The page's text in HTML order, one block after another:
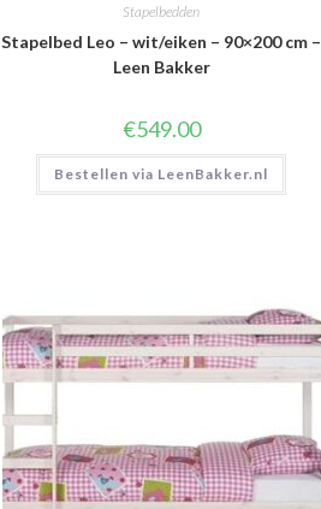
Stapelbedden
Stapelbed Leo – wit/eiken – 90×200 cm –
Leen Bakker
€549.00
Bestellen via LeenBakker.nl